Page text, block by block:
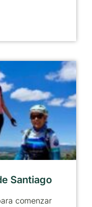
Santiago
comenzar